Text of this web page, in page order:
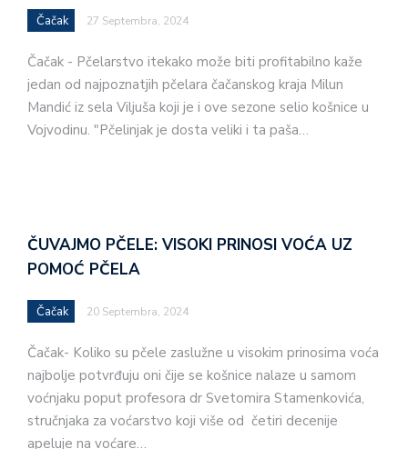
Čačak 27 Septembra, 2024
Čačak - Pčelarstvo itekako može biti profitabilno kaže
jedan od najpoznatjih pčelara čačanskog kraja Milun
Mandić iz sela Viljuša koji je i ove sezone selio košnice u
Vojvodinu. "Pčelinjak je dosta veliki i ta paša…
ČUVAJMO PČELE: VISOKI PRINOSI VOĆA UZ
POMOĆ PČELA
Čačak 20 Septembra, 2024
Čačak- Koliko su pčele zaslužne u visokim prinosima voća
najbolje potvrđuju oni čije se košnice nalaze u samom
voćnjaku poput profesora dr Svetomira Stamenkovića,
stručnjaka za voćarstvo koji više od četiri decenije
apeluje na voćare…